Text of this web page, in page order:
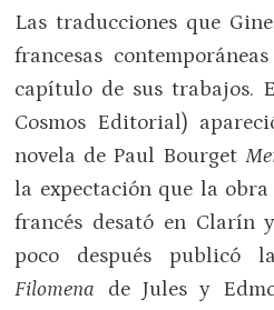
Las traducciones que
francesas
capítulo de sus trabajos.
Cosmos Editorial)
novela de Paul Bourget
la expectación que la
francés desató en Clarín
poco después publicó
Filomena de Jules y